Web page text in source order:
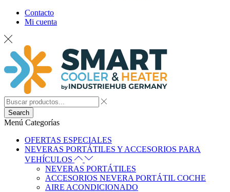
Contacto
Mi cuenta
Search
Menú Categorías
OFERTAS ESPECIALES
NEVERAS PORTÁTILES Y ACCESORIOS PARA
VEHÍCULOS
NEVERAS PORTÁTILES
ACCESORIOS NEVERA PORTÁTIL COCHE
AIRE ACONDICIONADO